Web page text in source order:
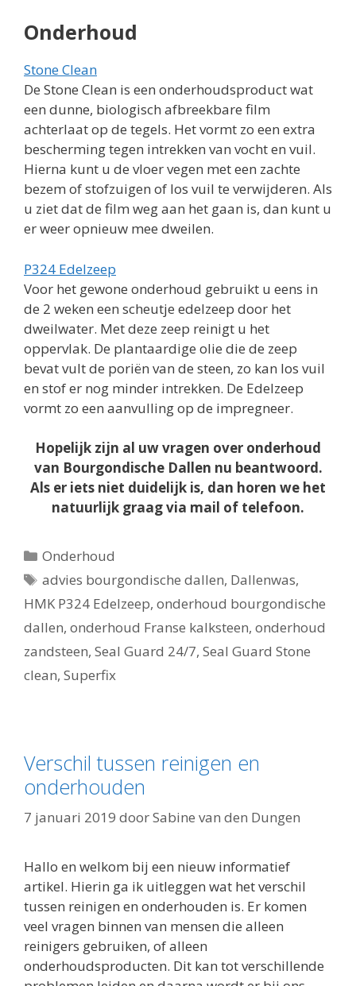
Onderhoud
Stone Clean
De Stone Clean is een onderhoudsproduct wat
een dunne, biologisch afbreekbare film
achterlaat op de tegels. Het vormt zo een extra
bescherming tegen intrekken van vocht en vuil.
Hierna kunt u de vloer vegen met een zachte
bezem of stofzuigen of los vuil te verwijderen. Als
u ziet dat de film weg aan het gaan is, dan kunt u
er weer opnieuw mee dweilen.
P324 Edelzeep
Voor het gewone onderhoud gebruikt u eens in
de 2 weken een scheutje edelzeep door het
dweilwater. Met deze zeep reinigt u het
oppervlak. De plantaardige olie die de zeep
bevat vult de poriën van de steen, zo kan los vuil
en stof er nog minder intrekken. De Edelzeep
vormt zo een aanvulling op de impregneer.
Hopelijk zijn al uw vragen over onderhoud
van Bourgondische Dallen nu beantwoord.
Als er iets niet duidelijk is, dan horen we het
natuurlijk graag via mail of telefoon.
Categorieën
Onderhoud
Tags
advies bourgondische dallen, Dallenwas,
HMK P324 Edelzeep, onderhoud bourgondische
dallen, onderhoud Franse kalksteen, onderhoud
zandsteen, Seal Guard 24/7, Seal Guard Stone
clean, Superfix
Verschil tussen reinigen en
onderhouden
7 januari 2019 doorSabine van den Dungen
Hallo en welkom bij een nieuw informatief
artikel. Hierin ga ik uitleggen wat het verschil
tussen reinigen en onderhouden is. Er komen
veel vragen binnen van mensen die alleen
reinigers gebruiken, of alleen
onderhoudsproducten. Dit kan tot verschillende